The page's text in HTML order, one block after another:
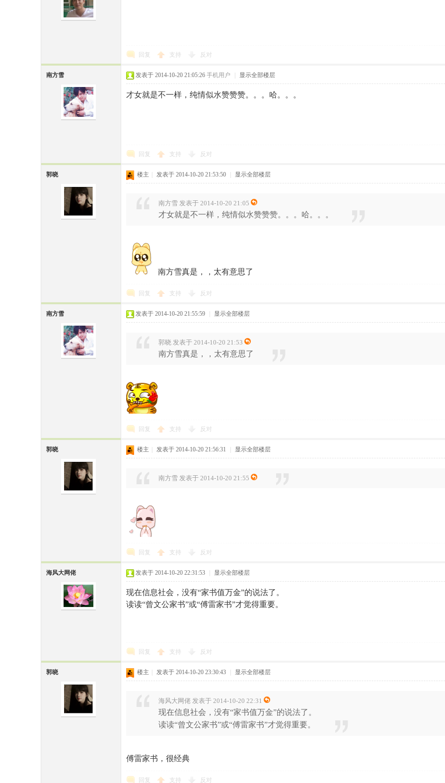
回复 支持 反对
南方雪 发表于 2014-10-20 21:05:26 手机用户 显示全部楼层
才女就是不一样，纯情似水赞赞赞。。。哈。。。
回复 支持 反对
郭晓 楼主 发表于 2014-10-20 21:53:50 显示全部楼层
南方雪 发表于 2014-10-20 21:05
才女就是不一样，纯情似水赞赞赞。。。哈。。。
南方雪真是，，太有意思了
回复 支持 反对
南方雪 发表于 2014-10-20 21:55:59 显示全部楼层
郭晓 发表于 2014-10-20 21:53
南方雪真是，，太有意思了
回复 支持 反对
郭晓 楼主 发表于 2014-10-20 21:56:31 显示全部楼层
南方雪 发表于 2014-10-20 21:55
回复 支持 反对
海风大网佬 发表于 2014-10-20 22:31:53 显示全部楼层
现在信息社会，没有“家书值万金”的说法了。
读读“曾文公家书”或“傅雷家书”才觉得重要。
回复 支持 反对
郭晓 楼主 发表于 2014-10-20 23:30:43 显示全部楼层
海风大网佬 发表于 2014-10-20 22:31
现在信息社会，没有“家书值万金”的说法了。
读读“曾文公家书”或“傅雷家书”才觉得重要。
傅雷家书，很经典
回复 支持 反对